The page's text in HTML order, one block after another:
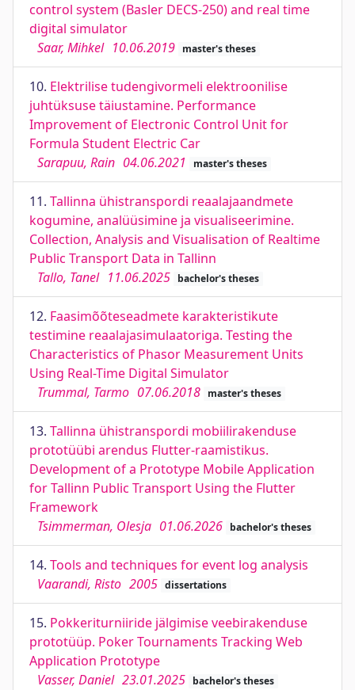
control system (Basler DECS-250) and real time
digital simulator
Saar, Mihkel 10.06.2019 master's theses
10. Elektrilise tudengivormeli elektroonilise
juhtüksuse täiustamine. Performance
Improvement of Electronic Control Unit for
Formula Student Electric Car
Sarapuu, Rain 04.06.2021 master's theses
11. Tallinna ühistranspordi reaalajaandmete
kogumine, analüüsimine ja visualiseerimine.
Collection, Analysis and Visualisation of Realtime
Public Transport Data in Tallinn
Tallo, Tanel 11.06.2025 bachelor's theses
12. Faasimõõteseadmete karakteristikute
testimine reaalajasimulaatoriga. Testing the
Characteristics of Phasor Measurement Units
Using Real-Time Digital Simulator
Trummal, Tarmo 07.06.2018 master's theses
13. Tallinna ühistranspordi mobiilirakenduse
prototüübi arendus Flutter-raamistikus.
Development of a Prototype Mobile Application
for Tallinn Public Transport Using the Flutter
Framework
Tsimmerman, Olesja 01.06.2026 bachelor's theses
14. Tools and techniques for event log analysis
Vaarandi, Risto 2005 dissertations
15. Pokkeriturniiride jälgimise veebirakenduse
prototüüp. Poker Tournaments Tracking Web
Application Prototype
Vasser, Daniel 23.01.2025 bachelor's theses